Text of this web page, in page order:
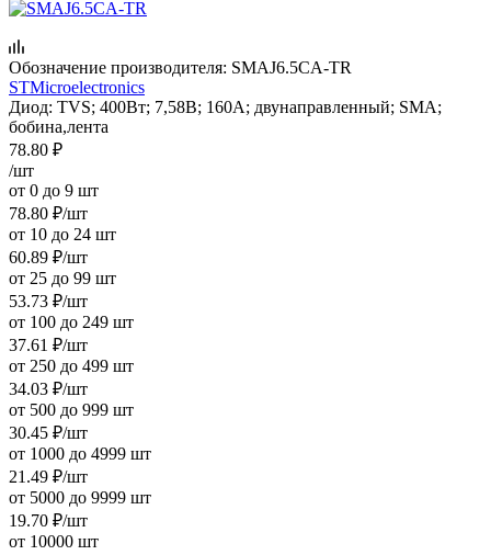
Обозначение производителя: SMAJ6.5CA-TR
STMicroelectronics
Диод: TVS; 400Вт; 7,58В; 160А; двунаправленный; SMA;
бобина,лента
78.80 ₽
/шт
от 0 до 9 шт
78.80 ₽/шт
от 10 до 24 шт
60.89 ₽/шт
от 25 до 99 шт
53.73 ₽/шт
от 100 до 249 шт
37.61 ₽/шт
от 250 до 499 шт
34.03 ₽/шт
от 500 до 999 шт
30.45 ₽/шт
от 1000 до 4999 шт
21.49 ₽/шт
от 5000 до 9999 шт
19.70 ₽/шт
от 10000 шт